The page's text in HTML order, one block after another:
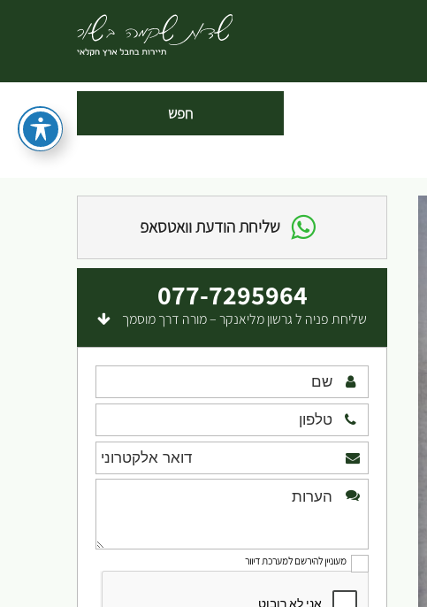
שליחת הודעת וואטסאפ
077-7295964
שליחת פניה ל גרשון מליאנקר – מורה דרך מוסמך
מעוניין להירשם למערכת דיוור